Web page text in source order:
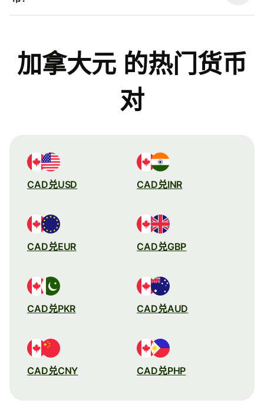
加拿大元 的热门货币
对
CAD兑USD CAD兑INR
CAD兑EUR CAD兑GBP
CAD兑PKR CAD兑AUD
CAD兑CNY CAD兑PHP